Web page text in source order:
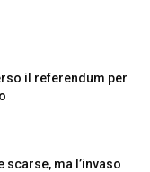
il referendum per
ma l’invaso